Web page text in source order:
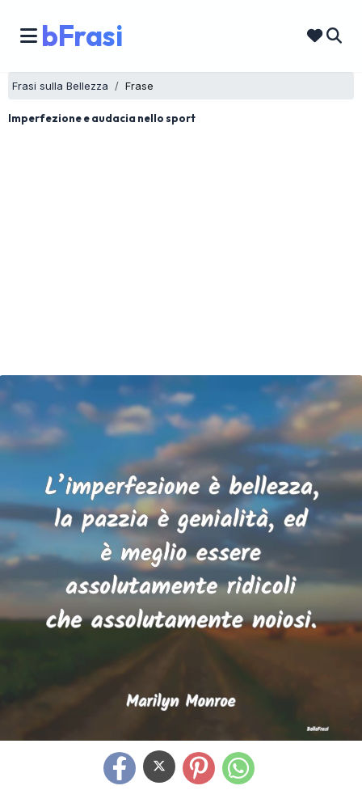
bFrasi
Frasi sulla Bellezza Frase
Imperfezione e audacia nello sport